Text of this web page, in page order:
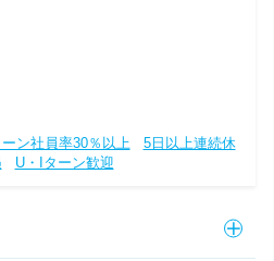
ーン社員率30％以上
5日以上連続休
U・Iターン歓迎